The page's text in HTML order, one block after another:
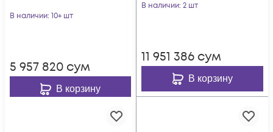
В наличии: 10+ шт
5 957 820 сум
В корзину
В наличии: 2 шт
11 951 386 сум
В корзину